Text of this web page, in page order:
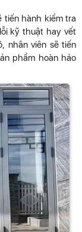
tiến hành kiểm tra
kỹ thuật hay vết
nhân viên sẽ tiến
phẩm hoàn hảo